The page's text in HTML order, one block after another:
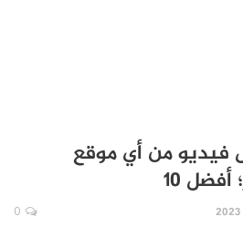
فيديو من أي موقع
10